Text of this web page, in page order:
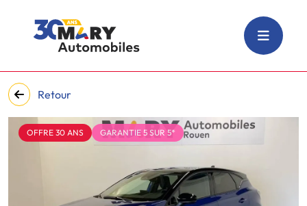
Retour
OFFRE 30 ANS GARANTIE 5 SUR 5*